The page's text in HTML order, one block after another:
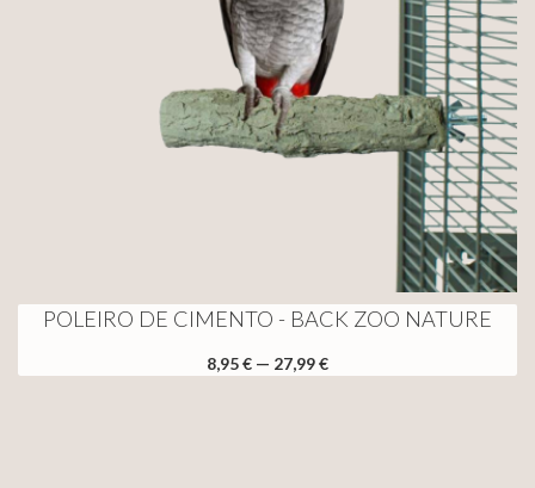
POLEIRO DE CIMENTO - BACK ZOO NATURE
8,95 € — 27,99 €